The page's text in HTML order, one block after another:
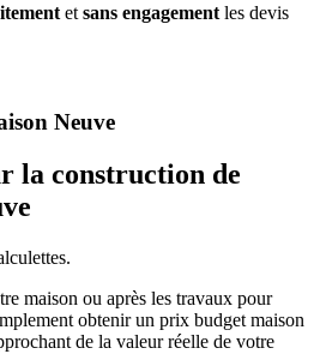
et sans engagement les devis
Neuve
la construction de
maison ou après les travaux pour
obtenir un prix budget maison
de la valeur réelle de votre